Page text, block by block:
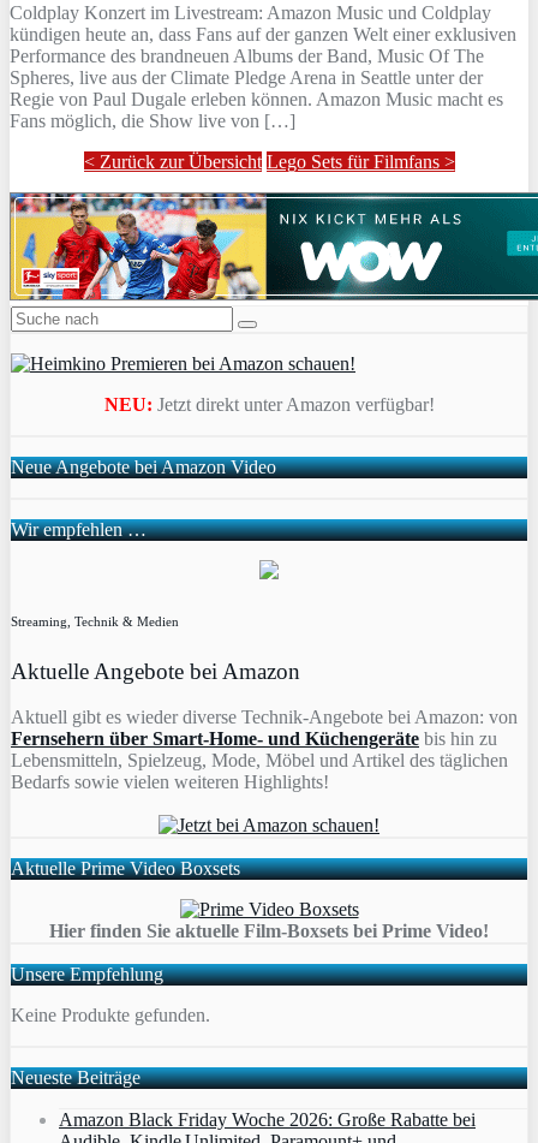
Coldplay Konzert im Livestream: Amazon Music und Coldplay
kündigen heute an, dass Fans auf der ganzen Welt einer exklusiven
Performance des brandneuen Albums der Band, Music Of The
Spheres, live aus der Climate Pledge Arena in Seattle unter der
Regie von Paul Dugale erleben können. Amazon Music macht es
Fans möglich, die Show live von […]
< Zurück zur Übersicht Lego Sets für Filmfans >
NEU: Jetzt direkt unter Amazon verfügbar!
Neue Angebote bei Amazon Video
Wir empfehlen …
Streaming, Technik & Medien
Aktuelle Angebote bei Amazon
Aktuell gibt es wieder diverse Technik-Angebote bei Amazon: von
Fernsehern über Smart-Home- und Küchengeräte bis hin zu
Lebensmitteln, Spielzeug, Mode, Möbel und Artikel des täglichen
Bedarfs sowie vielen weiteren Highlights!
Aktuelle Prime Video Boxsets
Hier finden Sie aktuelle Film-Boxsets bei Prime Video!
Unsere Empfehlung
Keine Produkte gefunden.
Neueste Beiträge
Amazon Black Friday Woche 2026: Große Rabatte bei